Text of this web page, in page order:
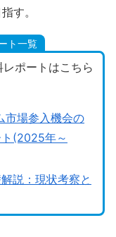
す。
ト一覧
ポートはこちら
市場参入機会の
(2025年～
説：現状考察と